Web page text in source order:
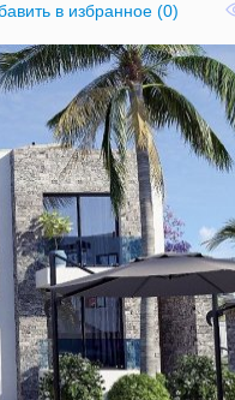
в избранное (0)